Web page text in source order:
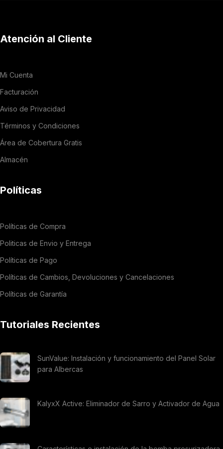
Atención al Cliente
Mi Cuenta
Facturación
Aviso de Privacidad
Términos y Condiciones
Área de Cobertura Gratis
Almacén
Políticas
Políticas de Compra
Politicas de Envio y Entrega
Políticas de Pago
Políticas de Cambios, Devoluciones y Cancelaciones
Políticas de Garantía
Tutoriales Recientes
SunValue: Instalación y funcionamiento del Panel Solar
para Albercas
KalyxX Active: Eliminador de Sarro y Activador de Agua